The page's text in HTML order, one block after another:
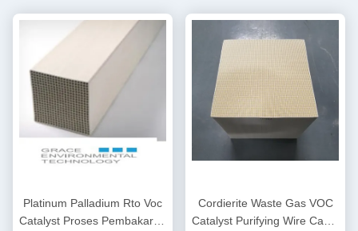
Platinum Palladium Rto Voc
Catalyst Proses Pembakaran
Cordierite Waste Gas VOC
Catalyst Purifying Wire Cable